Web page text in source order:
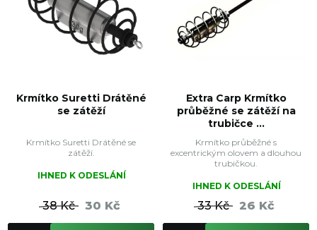
Krmítko Suretti Drátěné
se zátěží
Krmítko Suretti Drátěné se
zátěží.
IHNED K ODESLÁNÍ
38 Kč 30 Kč
Extra Carp Krmítko
průběžné se zátěží na
trubičce ...
Krmítko průběžné s
excentrickým olovem a dlouhou
trubičkou.
IHNED K ODESLÁNÍ
33 Kč 26 Kč